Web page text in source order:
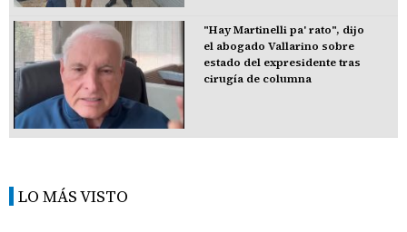
"Hay Martinelli pa' rato", dijo
el abogado Vallarino sobre
estado del expresidente tras
cirugía de columna
LO MÁS VISTO